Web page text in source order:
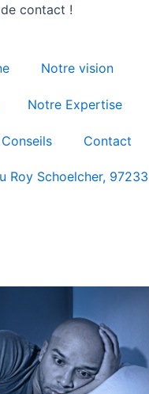
contact !
Notre vision
Notre Expertise
Conseils Contact
Roy Schoelcher, 97233